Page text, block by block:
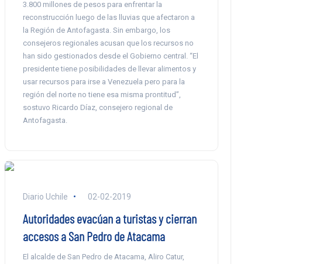
3.800 millones de pesos para enfrentar la
reconstrucción luego de las lluvias que afectaron a
la Región de Antofagasta. Sin embargo, los
consejeros regionales acusan que los recursos no
han sido gestionados desde el Gobierno central. “El
presidente tiene posibilidades de llevar alimentos y
usar recursos para irse a Venezuela pero para la
región del norte no tiene esa misma prontitud”,
sostuvo Ricardo Díaz, consejero regional de
Antofagasta.
Diario Uchile 02-02-2019
Autoridades evacúan a turistas y cierran
accesos a San Pedro de Atacama
El alcalde de San Pedro de Atacama, Aliro Catur,